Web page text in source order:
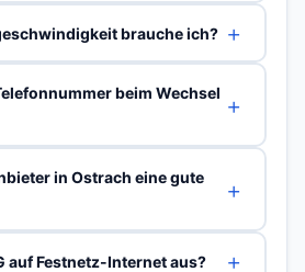
brauche ich?
beim Wechsel
in Ostrach eine gute
auf Festnetz-Internet aus?